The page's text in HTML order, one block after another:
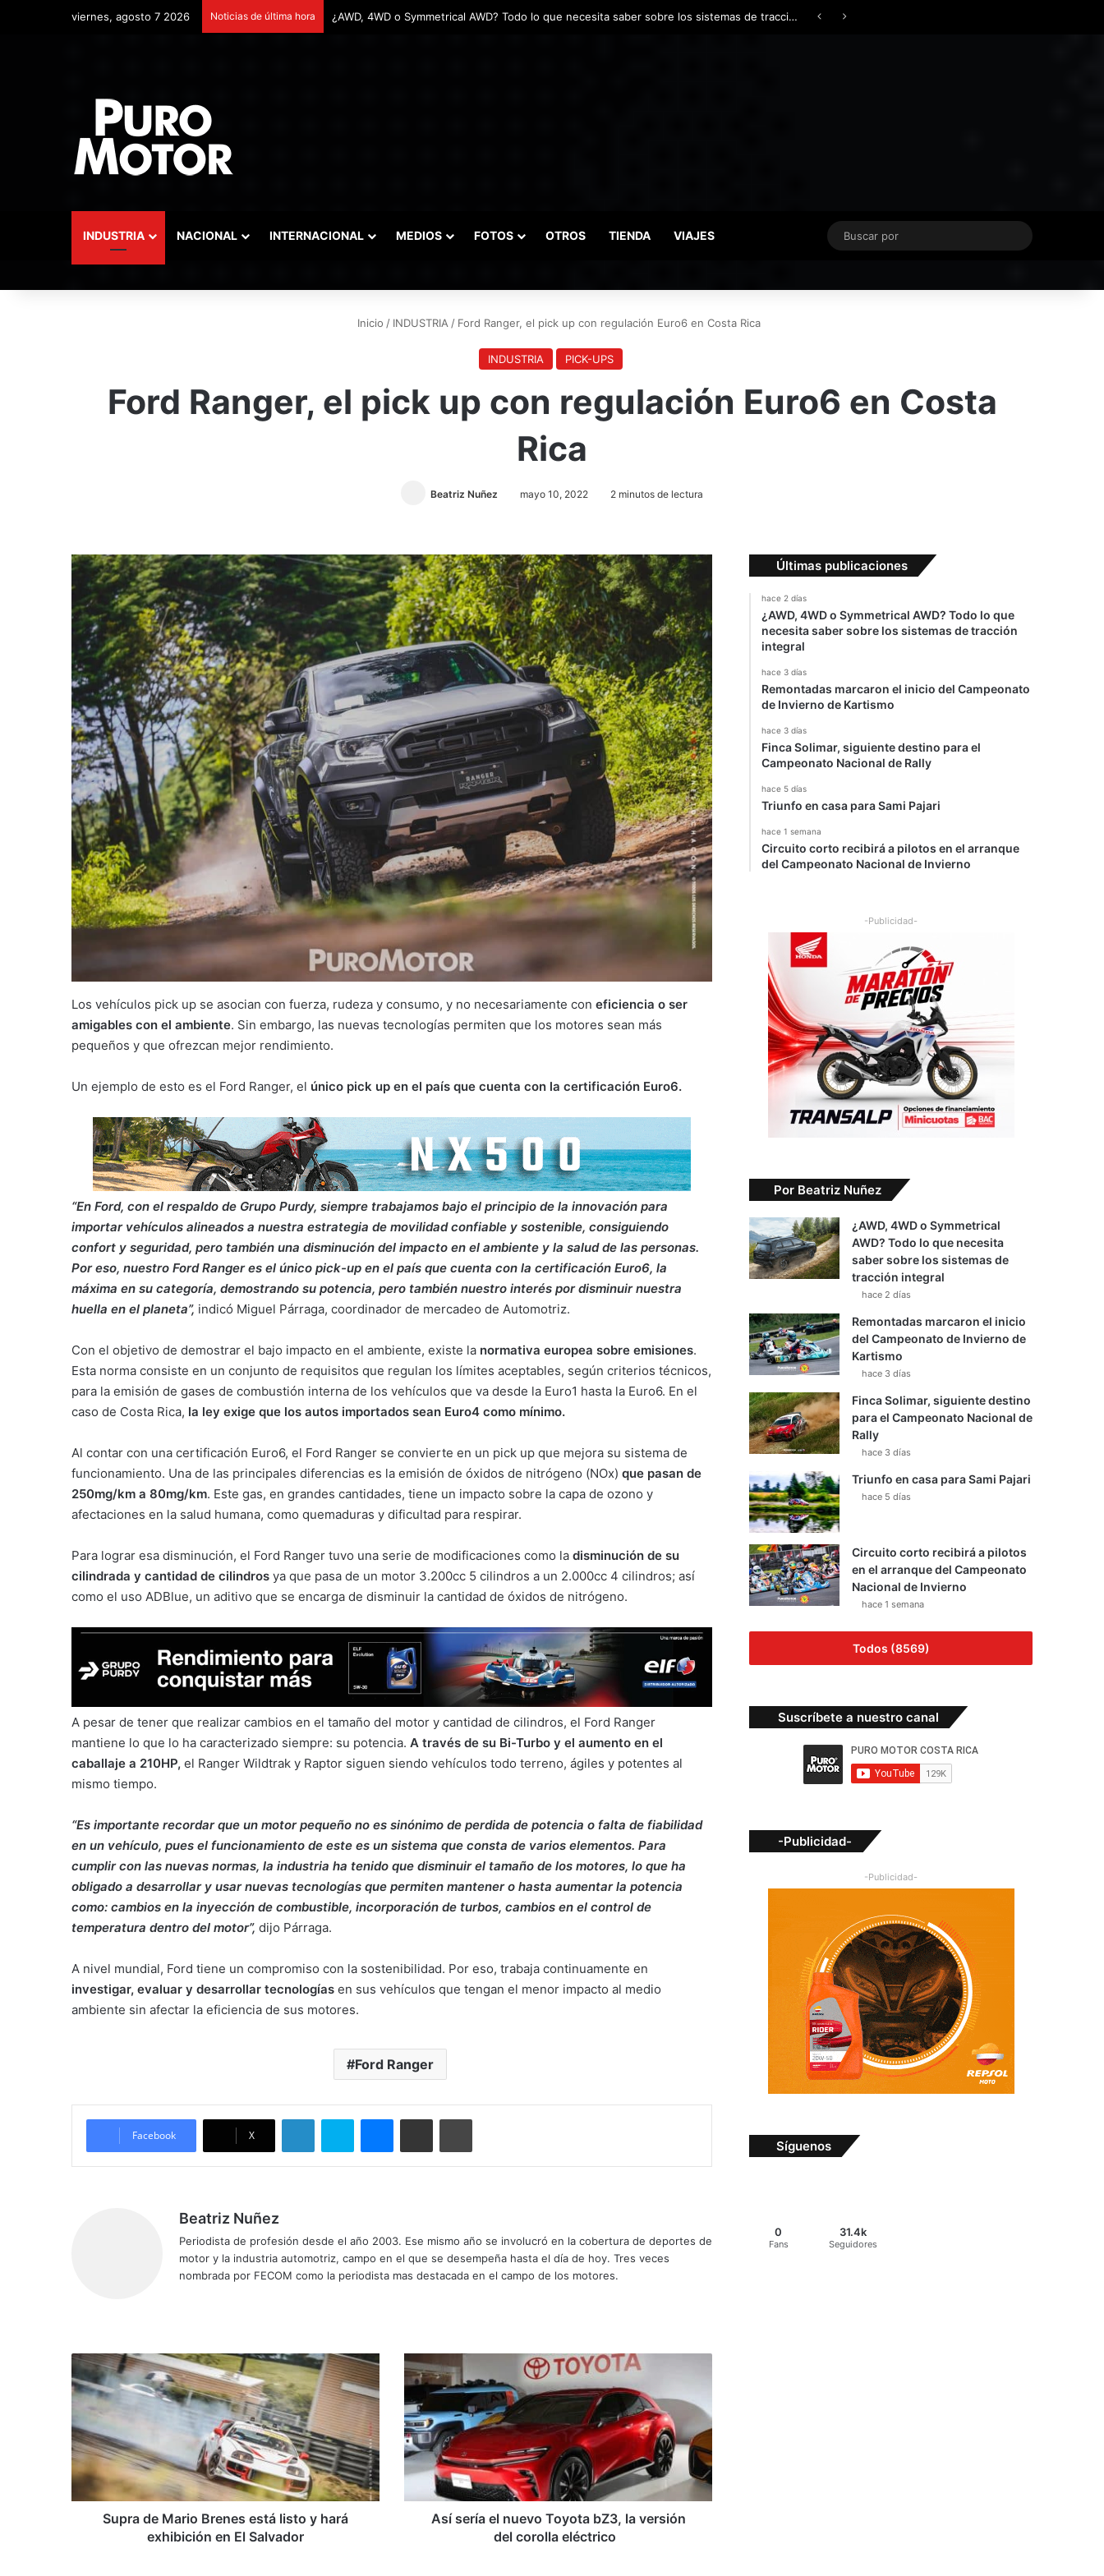
viernes, agosto 7 2026 Noticias de última hora Remontadas marcaron el inicio del Campeonato de Invierno de Kartismo
INDUSTRIA NACIONAL INTERNACIONAL MEDIOS FOTOS OTROS TIENDA VIAJES
Buscar
Inicio / INDUSTRIA / Ford Ranger, el pick up con regulación Euro6 en Costa Rica
INDUSTRIA PICK-UPS
Ford Ranger, el pick up con regulación Euro6 en Costa
Rica
Beatriz Nuñez mayo 10, 2022 2 minutos de lectura
Los vehículos pick up se asocian con fuerza, rudeza y consumo, y no necesariamente con eficiencia o ser
amigables con el ambiente. Sin embargo, las nuevas tecnologías permiten que los motores sean más
pequeños y que ofrezcan mejor rendimiento.
Un ejemplo de esto es el Ford Ranger, el único pick up en el país que cuenta con la certificación Euro6.
“En Ford, con el respaldo de Grupo Purdy, siempre trabajamos bajo el principio de la innovación para
importar vehículos alineados a nuestra estrategia de movilidad confiable y sostenible, consiguiendo
confort y seguridad, pero también una disminución del impacto en el ambiente y la salud de las personas.
Por eso, nuestro Ford Ranger es el único pick-up en el país que cuenta con la certificación Euro6, la
máxima en su categoría, demostrando su potencia, pero también nuestro interés por disminuir nuestra
huella en el planeta”, indicó Miguel Párraga, coordinador de mercadeo de Automotriz.
Con el objetivo de demostrar el bajo impacto en el ambiente, existe la normativa europea sobre emisiones.
Esta norma consiste en un conjunto de requisitos que regulan los límites aceptables, según criterios técnicos,
para la emisión de gases de combustión interna de los vehículos que va desde la Euro1 hasta la Euro6. En el
caso de Costa Rica, la ley exige que los autos importados sean Euro4 como mínimo.
Al contar con una certificación Euro6, el Ford Ranger se convierte en un pick up que mejora su sistema de
funcionamiento. Una de las principales diferencias es la emisión de óxidos de nitrógeno (NOx) que pasan de
250mg/km a 80mg/km. Este gas, en grandes cantidades, tiene un impacto sobre la capa de ozono y
afectaciones en la salud humana, como quemaduras y dificultad para respirar.
Para lograr esa disminución, el Ford Ranger tuvo una serie de modificaciones como la disminución de su
cilindrada y cantidad de cilindros ya que pasa de un motor 3.200cc 5 cilindros a un 2.000cc 4 cilindros; así
como el uso ADBlue, un aditivo que se encarga de disminuir la cantidad de óxidos de nitrógeno.
A pesar de tener que realizar cambios en el tamaño del motor y cantidad de cilindros, el Ford Ranger
mantiene lo que lo ha caracterizado siempre: su potencia. A través de su Bi-Turbo y el aumento en el
caballaje a 210HP, el Ranger Wildtrak y Raptor siguen siendo vehículos todo terreno, ágiles y potentes al
mismo tiempo.
“Es importante recordar que un motor pequeño no es sinónimo de perdida de potencia o falta de fiabilidad
en un vehículo, pues el funcionamiento de este es un sistema que consta de varios elementos. Para
cumplir con las nuevas normas, la industria ha tenido que disminuir el tamaño de los motores, lo que ha
obligado a desarrollar y usar nuevas tecnologías que permiten mantener o hasta aumentar la potencia
como: cambios en la inyección de combustible, incorporación de turbos, cambios en el control de
temperatura dentro del motor”, dijo Párraga.
A nivel mundial, Ford tiene un compromiso con la sostenibilidad. Por eso, trabaja continuamente en
investigar, evaluar y desarrollar tecnologías en sus vehículos que tengan el menor impacto al medio
ambiente sin afectar la eficiencia de sus motores.
Ford Ranger
Facebook X
LinkedInSkype MessengerCompartir por correo electrónicoImprimir
Beatriz Nuñez
Periodista de profesión desde el año 2003. Ese mismo año se involucró en la cobertura de deportes de
motor y la industria automotriz, campo en el que se desempeña hasta el día de hoy. Tres veces
nombrada por FECOM como la periodista mas destacada en el campo de los motores.
Supra
de
Mario
Brenes
está
listo
y
hará
exhibición
Supra de Mario Brenes está listo y hará
exhibición en El Salvador
Así
sería
nuevo
Toyota
bZ3,
la
versión
del
corollaAsí sería el nuevo Toyota bZ3, la versión
del corolla eléctrico
Últimas publicaciones
hace 2 días
¿AWD, 4WD o Symmetrical AWD? Todo lo que
necesita saber sobre los sistemas de tracción
integral
hace 3 días
Remontadas marcaron el inicio del Campeonato
de Invierno de Kartismo
hace 3 días
Finca Solimar, siguiente destino para el
Campeonato Nacional de Rally
hace 5 días
Triunfo en casa para Sami Pajari
hace 1 semana
Circuito corto recibirá a pilotos en el arranque
del Campeonato Nacional de Invierno
-Publicidad-
Por Beatriz Nuñez
¿AWD, 4WD o Symmetrical
AWD? Todo lo que necesita
saber sobre los sistemas de
tracción integral
hace 2 días
Remontadas marcaron el inicio
del Campeonato de Invierno de
Kartismo
hace 3 días
Finca Solimar, siguiente destino
para el Campeonato Nacional de
Rally
hace 3 días
Triunfo en casa para Sami Pajari
hace 5 días
Circuito corto recibirá a pilotos
en el arranque del Campeonato
Nacional de Invierno
hace 1 semana
Todos (8569)
Suscríbete a nuestro canal
-Publicidad-
-Publicidad-
Síguenos
0
Fans
31.4k
Seguidores